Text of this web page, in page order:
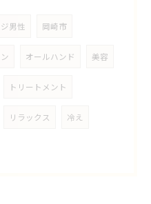
男性 岡崎市
オールハンド 美容
トリートメント
リラックス 冷え